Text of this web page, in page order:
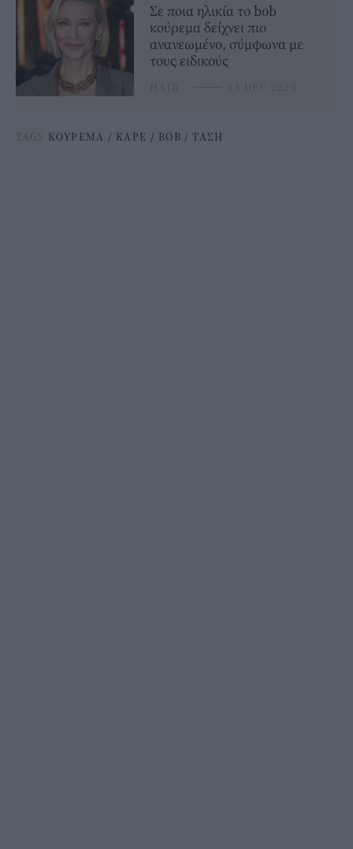
Σε ποια ηλικία το bob
κούρεμα δείχνει πιο
ανανεωμένο, σύμφωνα με
τους ειδικούς
HAIR ⸻ 13 DEC 2025
TAGS ΚΟΥΡΕΜΑ / ΚΑΡΕ / BOB / ΤΑΣΗ